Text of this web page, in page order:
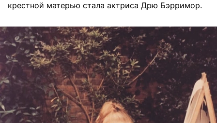
крестной матерью стала актриса Дрю Бэрримор.